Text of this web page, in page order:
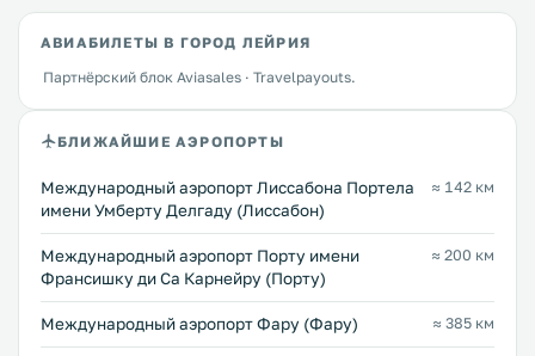
АВИАБИЛЕТЫ В ГОРОД ЛЕЙРИЯ
Партнёрский блок Aviasales · Travelpayouts.
БЛИЖАЙШИЕ АЭРОПОРТЫ
Международный аэропорт Лиссабона Портела
имени Умберту Делгаду (Лиссабон)
≈ 142 км
Международный аэропорт Порту имени
Франсишку ди Са Карнейру (Порту)
≈ 200 км
Международный аэропорт Фару (Фару) ≈ 385 км